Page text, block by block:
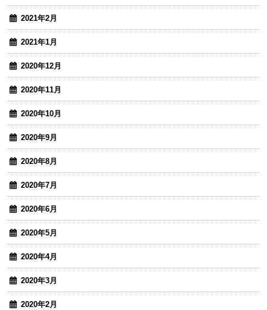
2021年2月
2021年1月
2020年12月
2020年11月
2020年10月
2020年9月
2020年8月
2020年7月
2020年6月
2020年5月
2020年4月
2020年3月
2020年2月